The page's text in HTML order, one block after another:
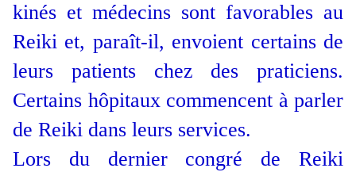
kinés et médecins sont favorables au
Reiki et, paraît-il, envoient certains de
leurs patients chez des praticiens.
Certains hôpitaux commencent à parler
de Reiki dans leurs services.
Lors du dernier congré de Reiki